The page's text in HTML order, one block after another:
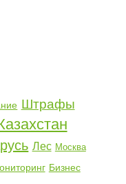
Штрафы
Лес Москва
Бизнес